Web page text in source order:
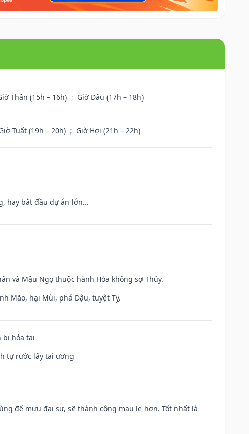
Thân (15h – 16h) ; Giờ Dậu (17h – 18h)
Tuất (19h – 20h) ; Giờ Hợi (21h – 22h)
hay bắt đầu dự án lớn...
và Mậu Ngọ thuộc hành Hỏa không sợ Thủy.
Mão, hại Mùi, phá Dậu, tuyệt Tỵ.
bị hỏa tai
tự rước lấy tai ương
để mưu đại sự, sẽ thành công mau lẹ hơn. Tốt nhất là